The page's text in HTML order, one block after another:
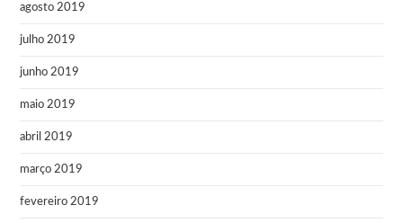
agosto 2019
julho 2019
junho 2019
maio 2019
abril 2019
março 2019
fevereiro 2019